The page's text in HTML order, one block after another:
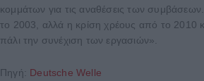
κομμάτων για τις αναθέσεις των
το 2003, αλλά η κρίση χρέους από το 2010
πάλι την συνέχιση των εργασιών».
Πηγή: Deutsche Welle